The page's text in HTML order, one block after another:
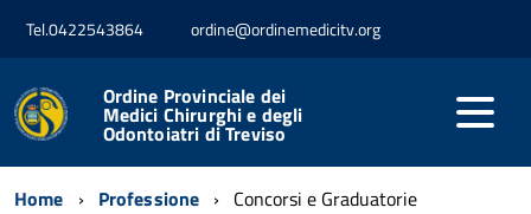
Tel.0422543864 ordine@ordinemedicitv.org
Ordine Provinciale dei
Medici Chirurghi e degli
Odontoiatri di Treviso
Home Professione Concorsi e Graduatorie